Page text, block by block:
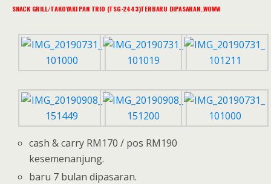
SNACK GRILL/TAKOYAKI PAN TRIO (TSG-2443)TERBARU DIPASARAN..WOWW
cash & carry RM170 / pos RM190
kesemenanjung.
baru 7 bulan dipasaran.